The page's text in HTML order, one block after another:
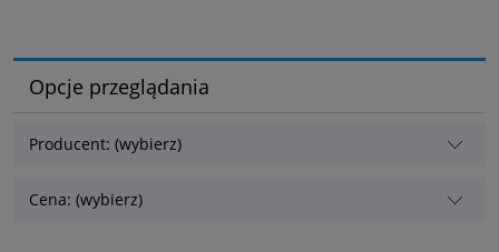
Opcje przeglądania
Producent: (wybierz)
Cena: (wybierz)